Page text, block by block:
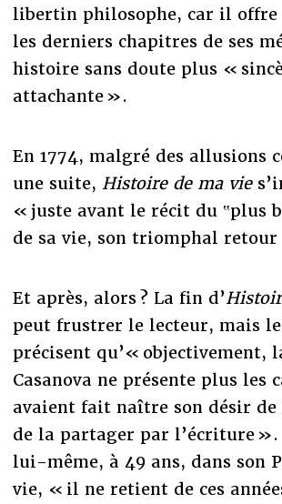
libertin philosophe, car il offre
les derniers chapitres de ses
histoire sans doute plus «
attachante ».
En 1774, malgré des allusions
une suite, Histoire de ma vie
« juste avant le récit du ‟plus
de sa vie, son triomphal retour
Et après, alors ? La fin d’
peut frustrer le lecteur, mais
précisent qu’« objectivement,
Casanova ne présente plus les
avaient fait naître son désir
de la partager par l’écriture ».
lui-même, à 49 ans, dans son
vie, « il ne retient de ces